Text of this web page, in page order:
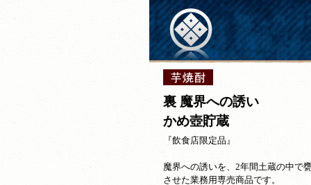
裏 魔界への誘い
かめ壺貯蔵
『飲食店限定品』
魔界への誘いを、2年間土蔵の中で
させた業務用専売商品です。